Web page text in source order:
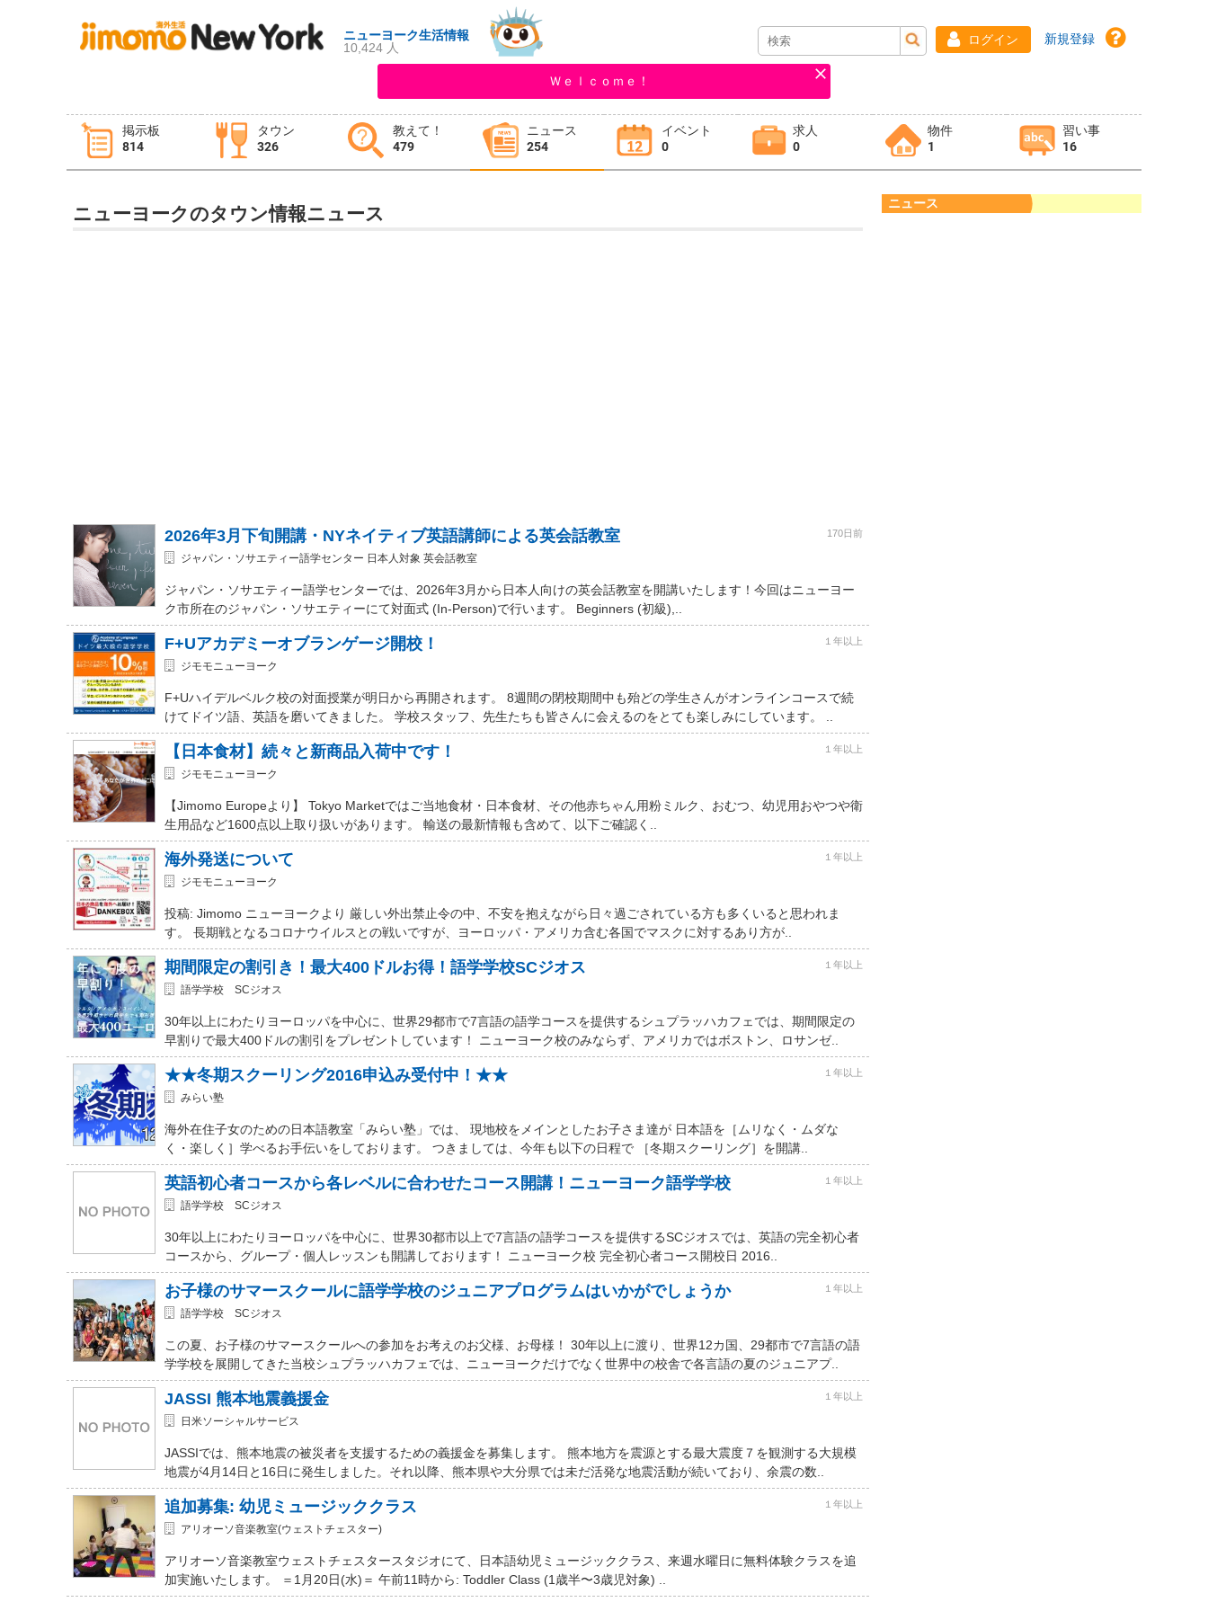
ニューヨーク生活情報
10,424 人
ログイン 新規登録
Ｗｅｌｃｏｍｅ！
掲示板
814
タウン
326
教えて！
479
ニュース
254
イベント
0
求人
0
物件
1
習い事
16
タウン情報
イベント 求人
ニューヨークのタウン情報ニュース
2026年3月下旬開講・NYネイティブ英語講師による英会話教室 170日前
ジャパン・ソサエティー語学センター 日本人対象 英会話教室
ジャパン・ソサエティー語学センターでは、2026年3月から日本人向けの英会話教室を開講いたします！今回はニューヨー
ク市所在のジャパン・ソサエティーにて対面式 (In-Person)で行います。 Beginners (初級),..
F+Uアカデミーオブランゲージ開校！ １年以上
ジモモニューヨーク
F+Uハイデルベルク校の対面授業が明日から再開されます。 8週間の閉校期間中も殆どの学生さんがオンラインコースで続
けてドイツ語、英語を磨いてきました。 学校スタッフ、先生たちも皆さんに会えるのをとても楽しみにしています。 ..
【日本食材】続々と新商品入荷中です！ １年以上
ジモモニューヨーク
【Jimomo Europeより】 Tokyo Marketではご当地食材・日本食材、その他赤ちゃん用粉ミルク、おむつ、幼児用おやつや衛
生用品など1600点以上取り扱いがあります。 輸送の最新情報も含めて、以下ご確認く..
海外発送について １年以上
ジモモニューヨーク
投稿: Jimomo ニューヨークより 厳しい外出禁止令の中、不安を抱えながら日々過ごされている方も多くいると思われま
す。 長期戦となるコロナウイルスとの戦いですが、ヨーロッパ・アメリカ含む各国でマスクに対するあり方が..
期間限定の割引き！最大400ドルお得！語学学校SCジオス １年以上
語学学校 SCジオス
30年以上にわたりヨーロッパを中心に、世界29都市で7言語の語学コースを提供するシュプラッハカフェでは、期間限定の
早割りで最大400ドルの割引をプレゼントしています！ ニューヨーク校のみならず、アメリカではボストン、ロサンゼ..
★★冬期スクーリング2016申込み受付中！★★ １年以上
みらい塾
海外在住子女のための日本語教室「みらい塾」では、 現地校をメインとしたお子さま達が 日本語を［ムリなく・ムダな
く・楽しく］学べるお手伝いをしております。 つきましては、今年も以下の日程で ［冬期スクーリング］を開講..
英語初心者コースから各レベルに合わせたコース開講！ニューヨーク語学学校 １年以上
語学学校 SCジオス
30年以上にわたりヨーロッパを中心に、世界30都市以上で7言語の語学コースを提供するSCジオスでは、英語の完全初心者
コースから、グループ・個人レッスンも開講しております！ ニューヨーク校 完全初心者コース開校日 2016..
お子様のサマースクールに語学学校のジュニアプログラムはいかがでしょうか １年以上
語学学校 SCジオス
この夏、お子様のサマースクールへの参加をお考えのお父様、お母様！ 30年以上に渡り、世界12カ国、29都市で7言語の語
学学校を展開してきた当校シュプラッハカフェでは、ニューヨークだけでなく世界中の校舎で各言語の夏のジュニアプ..
JASSI 熊本地震義援金 １年以上
日米ソーシャルサービス
JASSIでは、熊本地震の被災者を支援するための義援金を募集します。 熊本地方を震源とする最大震度７を観測する大規模
地震が4月14日と16日に発生しました。それ以降、熊本県や大分県では未だ活発な地震活動が続いており、余震の数..
追加募集: 幼児ミュージッククラス １年以上
アリオーソ音楽教室(ウェストチェスター)
アリオーソ音楽教室ウェストチェスタースタジオにて、日本語幼児ミュージッククラス、来週水曜日に無料体験クラスを追
加実施いたします。 ＝1月20日(水)＝ 午前11時から: Toddler Class (1歳半〜3歳児対象) ..
ニュース